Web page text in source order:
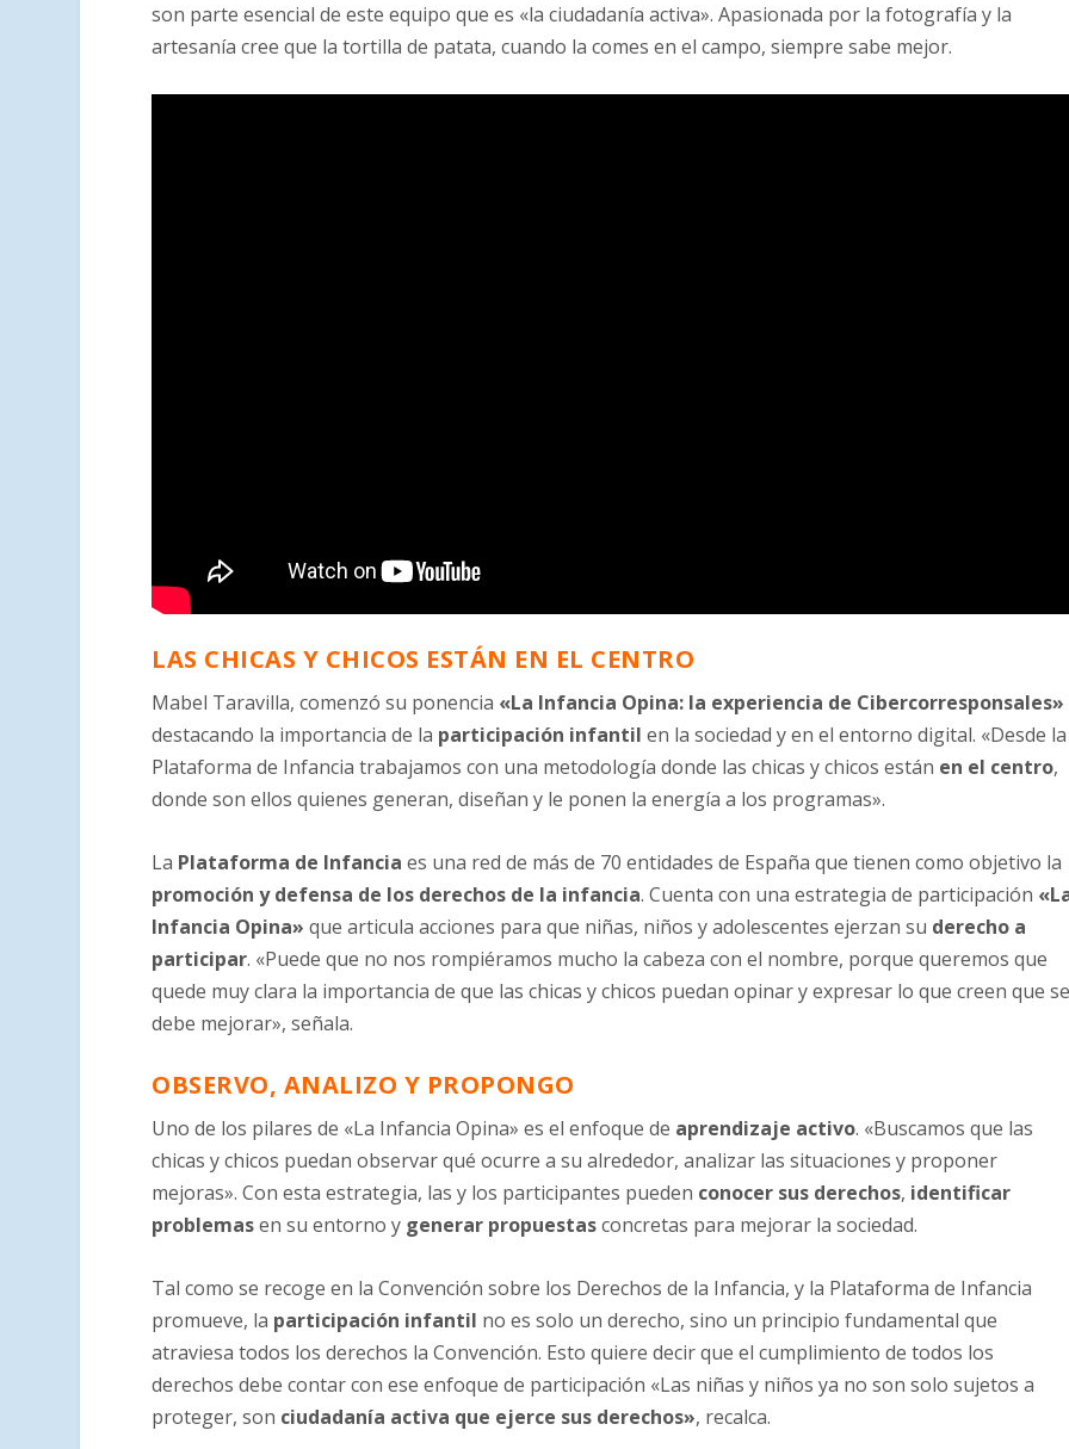
son parte esencial de este equipo que es «la ciudadanía activa». Apasionada por la fotografía y la
artesanía cree que la tortilla de patata, cuando la comes en el campo, siempre sabe mejor.
LAS CHICAS Y CHICOS ESTÁN EN EL CENTRO
Mabel Taravilla, comenzó su ponencia «La Infancia Opina: la experiencia de Cibercorresponsales»
destacando la importancia de la participación infantil en la sociedad y en el entorno digital. «Desde la
Plataforma de Infancia trabajamos con una metodología donde las chicas y chicos están en el centro,
donde son ellos quienes generan, diseñan y le ponen la energía a los programas».
La Plataforma de Infancia es una red de más de 70 entidades de España que tienen como objetivo la
promoción y defensa de los derechos de la infancia. Cuenta con una estrategia de participación
Infancia Opina» que articula acciones para que niñas, niños y adolescentes ejerzan su derecho a
participar. «Puede que no nos rompiéramos mucho la cabeza con el nombre, porque queremos que
quede muy clara la importancia de que las chicas y chicos puedan opinar y expresar lo que creen que
debe mejorar», señala.
OBSERVO, ANALIZO Y PROPONGO
Uno de los pilares de «La Infancia Opina» es el enfoque de aprendizaje activo. «Buscamos que las
chicas y chicos puedan observar qué ocurre a su alrededor, analizar las situaciones y proponer
mejoras». Con esta estrategia, las y los participantes pueden conocer sus derechos, identificar
problemasen su entorno y generar propuestasconcretas para mejorar la sociedad.
Tal como se recoge en la Convención sobre los Derechos de la Infancia, y la Plataforma de Infancia
promueve, la participación infantil no es solo un derecho, sino un principio fundamental que
atraviesa todos los derechos la Convención. Esto quiere decir que el cumplimiento de todos los
derechos debe contar con ese enfoque de participación «Las niñas y niños ya no son solo sujetos a
proteger, son ciudadanía activa que ejerce sus derechos», recalca.